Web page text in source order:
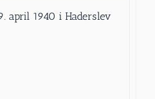
april 1940 i Haderslev